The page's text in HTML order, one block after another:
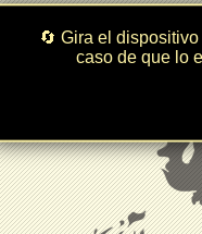
🔄 Gira el
caso de que lo